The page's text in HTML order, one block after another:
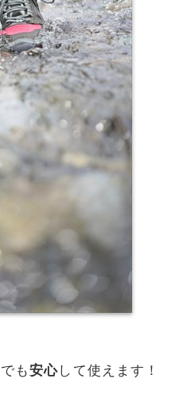
でも安心して使えます！